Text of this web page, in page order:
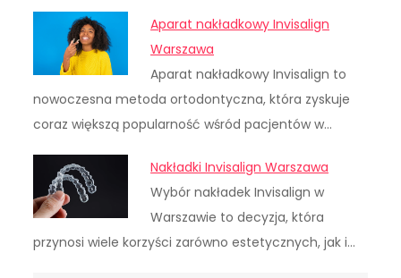
Aparat nakładkowy Invisalign
Warszawa
Aparat nakładkowy Invisalign to
nowoczesna metoda ortodontyczna, która zyskuje
coraz większą popularność wśród pacjentów w…
Nakładki Invisalign Warszawa
Wybór nakładek Invisalign w
Warszawie to decyzja, która
przynosi wiele korzyści zarówno estetycznych, jak i…